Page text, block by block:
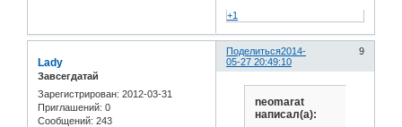
+1
Поделиться 9
2014-
05-27 20:49:10
Lady
Завсегдатай
Зарегистрирован: 2012-03-31
Приглашений: 0
Сообщений: 243
neomarat
написал(а):